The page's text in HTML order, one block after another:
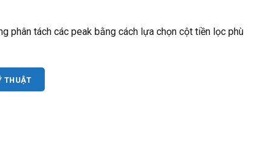
phân tách các peak bằng cách lựa chọn cột tiền lọc phù
THUẬT